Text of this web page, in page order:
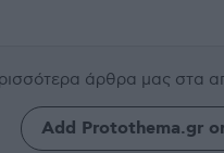
άρθρα μας στα
Add Protothema.gr